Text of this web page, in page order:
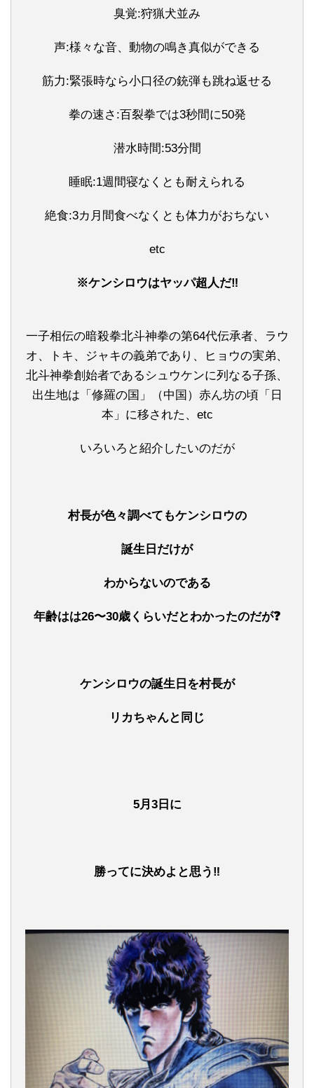
臭覚:狩猟犬並み
声:様々な音、動物の鳴き真似ができる
筋力:緊張時なら小口径の銃弾も跳ね返せる
拳の速さ:百裂拳では3秒間に50発
潜水時間:53分間
睡眠:1週間寝なくとも耐えられる
絶食:3カ月間食べなくとも体力がおちない
etc
※ケンシロウはヤッパ超人だ‼
一子相伝の暗殺拳北斗神拳の第64代伝承者、ラウ
オ、トキ、ジャキの義弟であり、ヒョウの実弟、
北斗神拳創始者であるシュウケンに列なる子孫、
出生地は「修羅の国」（中国）赤ん坊の頃「日
本」に移された、etc
いろいろと紹介したいのだが
村長が色々調べてもケンシロウの
誕生日だけが
わからないのである
年齢はは26〜30歳くらいだとわかったのだが❓
ケンシロウの誕生日を村長が
リカちゃんと同じ
5月3日に
勝ってに決めよと思う ‼